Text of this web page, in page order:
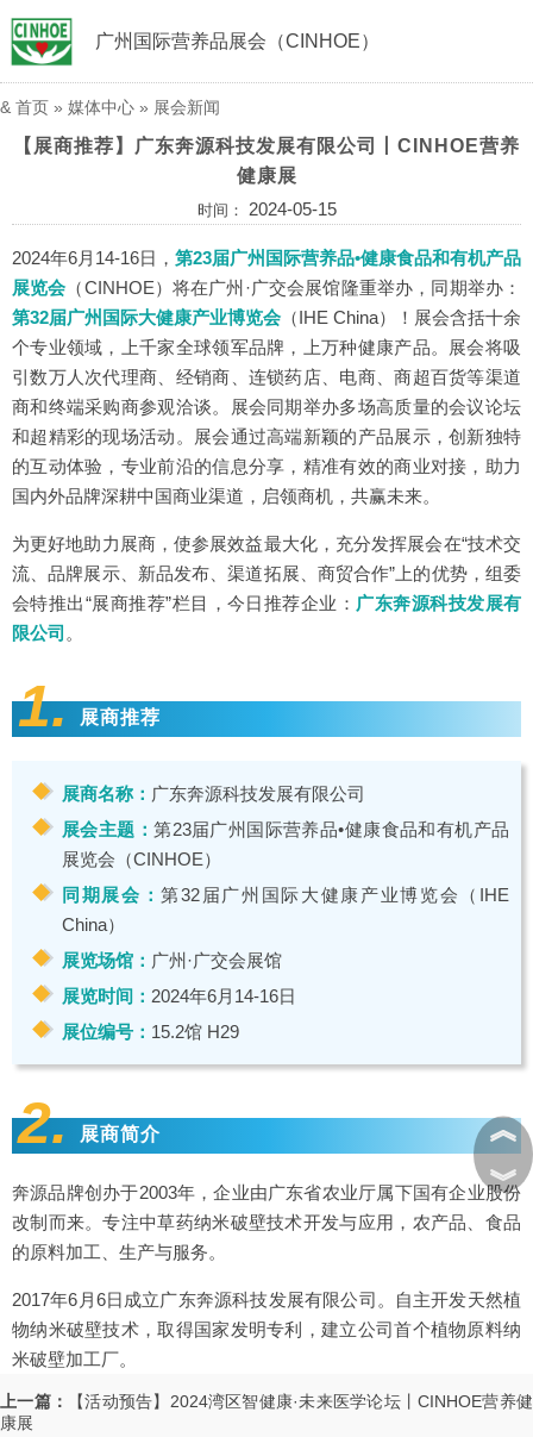
广州国际营养品展会（CINHOE）
& 首页 » 媒体中心 » 展会新闻
【展商推荐】广东奔源科技发展有限公司丨CINHOE营养
健康展
时间： 2024-05-15
2024年6月14-16日， 第23届广州国际营养品•健康食品和有机产品
展览会 （CINHOE） 将在广州·广交会展馆隆重举办，同期举办：
第32届广州国际大健康产业博览会 （IHE China）
！展会含括十余
个专业领域，上千家全球领军品牌，上万种健康产品。展会将吸
引数万人次代理商、经销商、连锁药店、电商、商超百货等渠道
商和终端采购商参观洽谈。展会同期举办多场高质量的会议论坛
和超精彩的现场活动。展会通过高端新颖的产品展示，创新独特
的互动体验，专业前沿的信息分享，精准有效的商业对接，助力
国内外品牌深耕中国商业渠道，启领商机，共赢未来。
为更好地助力展商，使参展效益最大化，充分发挥展会在“技术交
流、品牌展示、新品发布、渠道拓展、商贸合作”上的优势，组委
会特推出“展商推荐”栏目，今日推荐企业： 广东奔源科技发展有
限公司 。
1. 展商推荐
展商名称： 广东奔源科技发展有限公司
展会主题：第23届广州国际营养品•健康食品和有机产品
展览会（CINHOE）
同期展会：第32届广州国际大健康产业博览会（IHE
China）
展览场馆： 广州·广交会展馆
展览时间： 2024年6月14-16日
展位编号： 15.2馆 H29
2. 展商简介
奔源品牌创办于2003年，企业由广东省农业厅属下国有企业股份
改制而来。专注中草药纳米破壁技术开发与应用，农产品、食品
的原料加工、生产与服务。
2017年6月6日成立广东奔源科技发展有限公司。自主开发天然植
物纳米破壁技术，取得国家发明专利，建立公司首个植物原料纳
米破壁加工厂。
上一篇：
【活动预告】2024湾区智健康·未来医学论坛丨CINHOE营养健
康展
︽
︾